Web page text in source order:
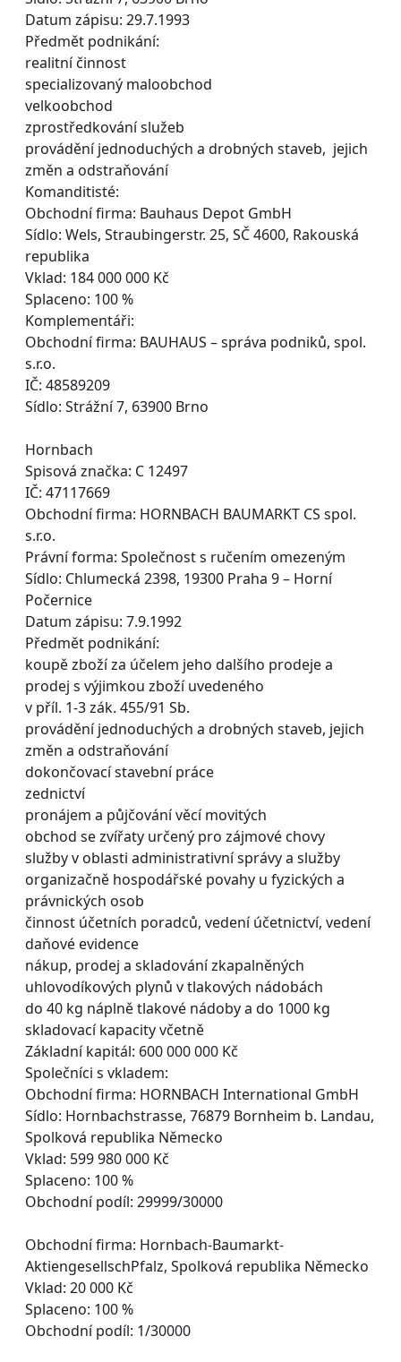
Datum zápisu: 29.7.1993
Předmět podnikání:
realitní činnost
specializovaný maloobchod
velkoobchod
zprostředkování služeb
provádění jednoduchých a drobných staveb, jejich
změn a odstraňování
Komanditisté:
Obchodní firma: Bauhaus Depot GmbH
Sídlo: Wels, Straubingerstr. 25, SČ 4600, Rakouská
republika
Vklad: 184 000 000 Kč
Splaceno: 100 %
Komplementáři:
Obchodní firma: BAUHAUS – správa podniků, spol.
s.r.o.
IČ: 48589209
Sídlo: Strážní 7, 63900 Brno
Hornbach
Spisová značka: C 12497
IČ: 47117669
Obchodní firma: HORNBACH BAUMARKT CS spol.
s.r.o.
Právní forma: Společnost s ručením omezeným
Sídlo: Chlumecká 2398, 19300 Praha 9 – Horní
Počernice
Datum zápisu: 7.9.1992
Předmět podnikání:
koupě zboží za účelem jeho dalšího prodeje a
prodej s výjimkou zboží uvedeného
v příl. 1-3 zák. 455/91 Sb.
provádění jednoduchých a drobných staveb, jejich
změn a odstraňování
dokončovací stavební práce
zednictví
pronájem a půjčování věcí movitých
obchod se zvířaty určený pro zájmové chovy
služby v oblasti administrativní správy a služby
organizačně hospodářské povahy u fyzických a
právnických osob
činnost účetních poradců, vedení účetnictví, vedení
daňové evidence
nákup, prodej a skladování zkapalněných
uhlovodíkových plynů v tlakových nádobách
do 40 kg náplně tlakové nádoby a do 1000 kg
skladovací kapacity včetně
Základní kapitál: 600 000 000 Kč
Společníci s vkladem:
Obchodní firma: HORNBACH International GmbH
Sídlo: Hornbachstrasse, 76879 Bornheim b. Landau,
Spolková republika Německo
Vklad: 599 980 000 Kč
Splaceno: 100 %
Obchodní podíl: 29999/30000
Obchodní firma: Hornbach-Baumarkt-
AktiengesellschPfalz, Spolková republika Německo
Vklad: 20 000 Kč
Splaceno: 100 %
Obchodní podíl: 1/30000